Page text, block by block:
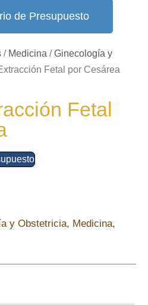
de Presupuesto
/ Medicina /Ginecología y
Fetal por Cesárea
Fetal
y Obstetricia, Medicina,